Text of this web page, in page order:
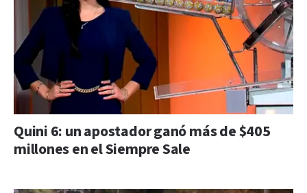
Quini 6: un apostador ganó más de $405
millones en el Siempre Sale